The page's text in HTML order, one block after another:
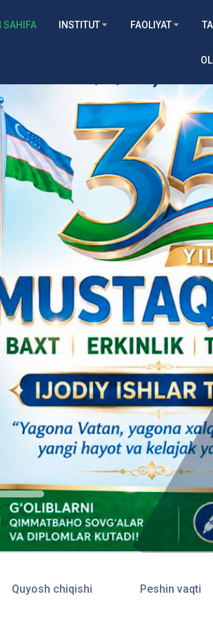
SAHIFA INSTITUT FAOLIYAT
Quyosh chiqishi Peshin vaqti